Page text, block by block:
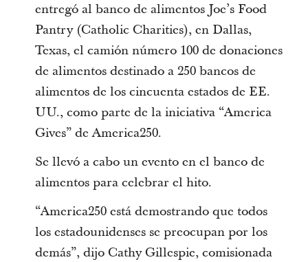
entregó al banco de alimentos Joe’s Food
Pantry (Catholic Charities), en Dallas,
Texas, el camión número 100 de donaciones
de alimentos destinado a 250 bancos de
alimentos de los cincuenta estados de EE.
UU., como parte de la iniciativa “America
Gives” de America250.
Se llevó a cabo un evento en el banco de
alimentos para celebrar el hito.
“America250 está demostrando que todos
los estadounidenses se preocupan por los
demás”, dijo Cathy Gillespie, comisionada